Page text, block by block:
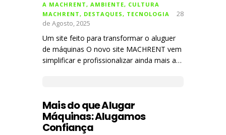
A MACHRENT, AMBIENTE, CULTURA
MACHRENT, DESTAQUES, TECNOLOGIA
28
de Agosto, 2025
Um site feito para transformar o aluguer
de máquinas O novo site MACHRENT vem
simplificar e profissionalizar ainda mais a…
Mais do que Alugar
Máquinas: Alugamos
Confiança